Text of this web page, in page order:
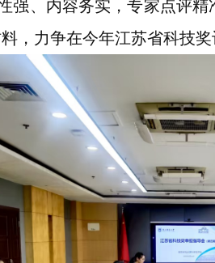
强、内容务实，专家点评
，力争在今年江苏省科技奖